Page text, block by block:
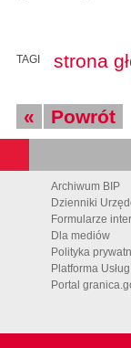
TAGI strona
« Powrót
Archiwum BIP
Dzienniki
Formularze
Dla mediów
Polityka
Platforma
Portal